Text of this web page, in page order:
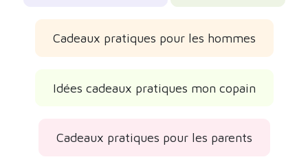
Cadeaux pratiques pour les hommes
Idées cadeaux pratiques mon copain
Cadeaux pratiques pour les parents